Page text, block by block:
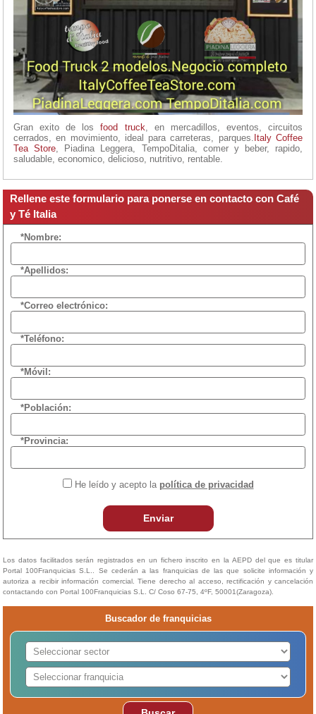
Gran exito de losfood truck , en mercadillos, eventos, circuitos
cerrados, en movimiento, ideal para carreteras, parques. Italy Coffee
Tea Store , Piadina Leggera, TempoDitalia, comer y beber, rapido,
saludable, economico, delicioso, nutritivo, rentable.
Rellene este formulario para ponerse en contacto con Café
y Té Italia
*Nombre:
*Apellidos:
*Correo electrónico:
*Teléfono:
*Móvil:
*Población:
*Provincia:
He leído y acepto la política de privacidad
Enviar
Los datos facilitados serán registrados en un fichero inscrito en la AEPD del que es titular
Portal 100Franquicias S.L.. Se cederán a las franquicias de las que solicite información y
autoriza a recibir información comercial. Tiene derecho al acceso, rectificación y cancelación
contactando con Portal 100Franquicias S.L. C/ Coso 67-75, 4ºF, 50001(Zaragoza).
Buscador de franquicias